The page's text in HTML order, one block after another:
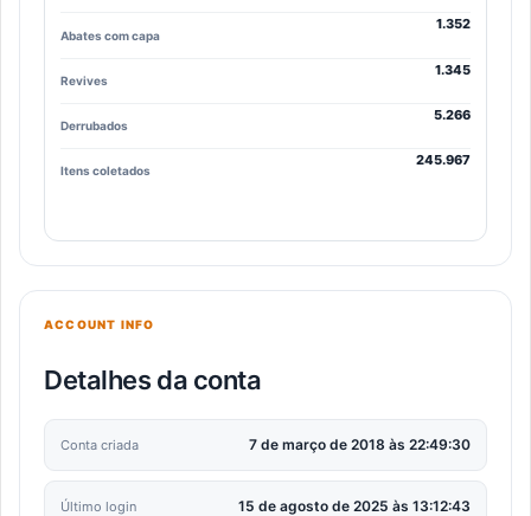
Abates com capa
1.352
Revives
1.345
Derrubados
5.266
Itens coletados
245.967
ACCOUNT INFO
Detalhes da conta
Conta criada 7 de março de 2018 às 22:49:30
Último login 15 de agosto de 2025 às 13:12:43